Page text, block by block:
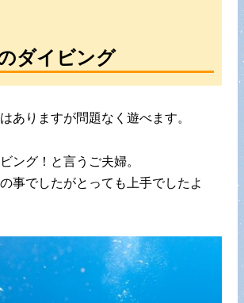
ダイビング
ありますが問題なく遊べます。
ング！と言うご夫婦。
事でしたがとっても上手でしたよ